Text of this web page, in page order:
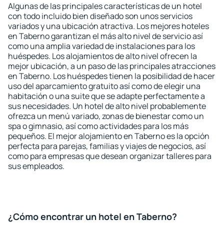
Algunas de las principales características de un hotel
con todo incluido bien diseñado son unos servicios
variados y una ubicación atractiva. Los mejores hoteles
en Taberno garantizan el más alto nivel de servicio así
como una amplia variedad de instalaciones para los
huéspedes. Los alojamientos de alto nivel ofrecen la
mejor ubicación, a un paso de las principales atracciones
en Taberno. Los huéspedes tienen la posibilidad de hacer
uso del aparcamiento gratuito así como de elegir una
habitación o una suite que se adapte perfectamente a
sus necesidades. Un hotel de alto nivel probablemente
ofrezca un menú variado, zonas de bienestar como un
spa o gimnasio, así como actividades para los más
pequeños. El mejor alojamiento en Taberno es la opción
perfecta para parejas, familias y viajes de negocios, así
como para empresas que desean organizar talleres para
sus empleados.
¿Cómo encontrar un hotel en Taberno?